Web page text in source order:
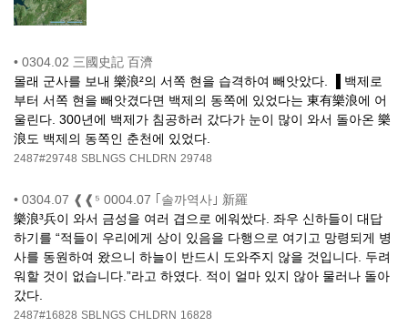
• 0304.02 三國史記 百濟
몰래 군사를 보내 樂浪²의 서쪽 현을 습격하여 빼앗았다. ▐ 백제로
부터 서쪽 현을 빼앗겼다면 백제의 동쪽에 있었다는 東有樂浪에 어
울린다. 300년에 백제가 침공하러 갔다가 눈이 많이 와서 돌아온 樂
浪도 백제의 동쪽인 춘천에 있었다.
2487#29748 SBLNGS CHLDRN 29748
• 0304.07 ❰❰⁵ 0004.07 ｢솔까역사｣ 新羅
樂浪³兵이 와서 금성을 여러 겹으로 에워쌌다. 좌우 신하들이 대답
하기를 “적들이 우리에게 상이 있음을 다행으로 여기고 망령되게 병
사를 동원하여 왔으니 하늘이 반드시 도와주지 않을 것입니다. 두려
워할 것이 없습니다.”라고 하였다. 적이 얼마 있지 않아 물러나 돌아
갔다.
2487#16828 SBLNGS CHLDRN 16828